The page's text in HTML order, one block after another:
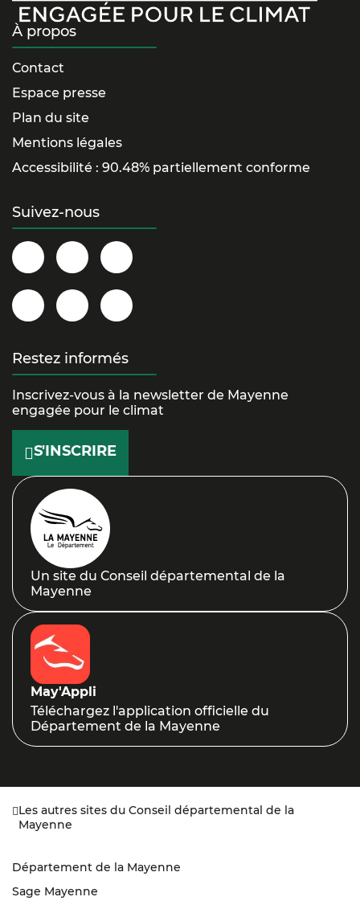
À propos
Contact
Espace presse
Plan du site
Mentions légales
Accessibilité : 90.48% partiellement conforme
Suivez-nous
Département
de
la
sur
Facebook
@la.mayenne
sur
Instagram
@lamayenne
sur
Twitter/X
@la_mayenne
YouTube
Département
la
Mayenne
sur
LinkedIn
@lamayenne
TikTok
Restez informés
Inscrivez-vous à la newsletter de Mayenne
engagée pour le climat
S'INSCRIRE
Un site du Conseil départemental de la
Mayenne
May'Appli
Téléchargez l'application officielle du
Département de la Mayenne
Les autres sites du Conseil départemental de la
Mayenne
Département de la Mayenne
Sage Mayenne